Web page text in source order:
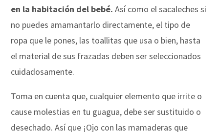
en la habitación del bebé.Así como el sacaleches si
no puedes amamantarlo directamente, el tipo de
ropa que le pones, las toallitas que usa o bien, hasta
el material de sus frazadas deben ser seleccionados
cuidadosamente.
Toma en cuenta que, cualquier elemento que irrite o
cause molestias en tu guagua, debe ser sustituido o
desechado. Así que ¡Ojo con las mamaderas que